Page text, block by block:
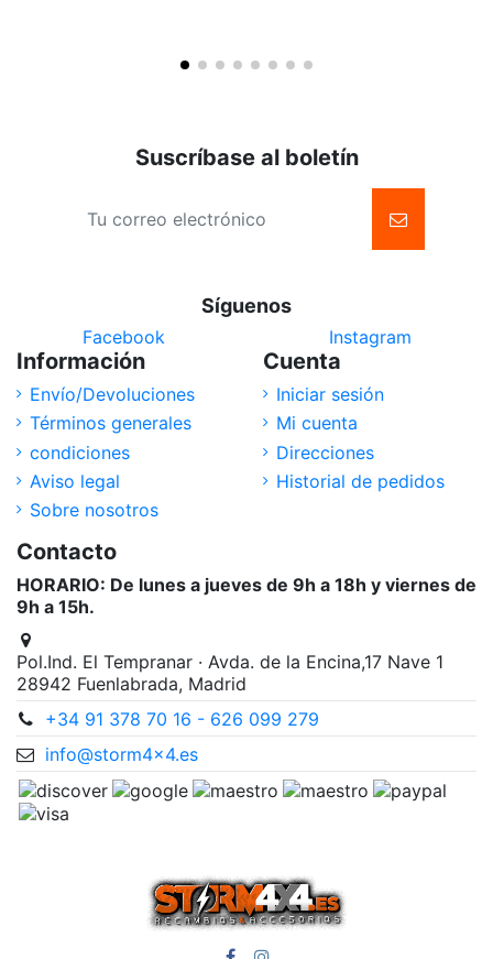
Suscríbase al boletín
Síguenos
Facebook Instagram
Información
Envío/Devoluciones
Términos generales
condiciones
Aviso legal
Sobre nosotros
Cuenta
Iniciar sesión
Mi cuenta
Direcciones
Historial de pedidos
Contacto
HORARIO: De lunes a jueves de 9h a 18h y viernes de
9h a 15h.
Pol.Ind. El Tempranar · Avda. de la Encina,17 Nave 1
28942 Fuenlabrada, Madrid
+34 91 378 70 16 - 626 099 279
info@storm4x4.es